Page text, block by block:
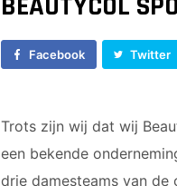
JO17-2
JO17-3
JO17-5
MO15-1
Facebook Twitter
Trots zijn wij dat wij
een bekende
drie damesteams van de